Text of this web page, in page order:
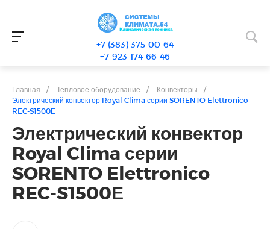
+7 (383) 375-00-64
+7-923-174-66-46
Главная / Тепловое оборудование / Конвекторы
/
Электрический конвектор Royal Clima серии SORENTO Elettronico
REC-S1500Е
Электрический конвектор
Royal Clima серии
SORENTO Elettronico
REC-S1500Е